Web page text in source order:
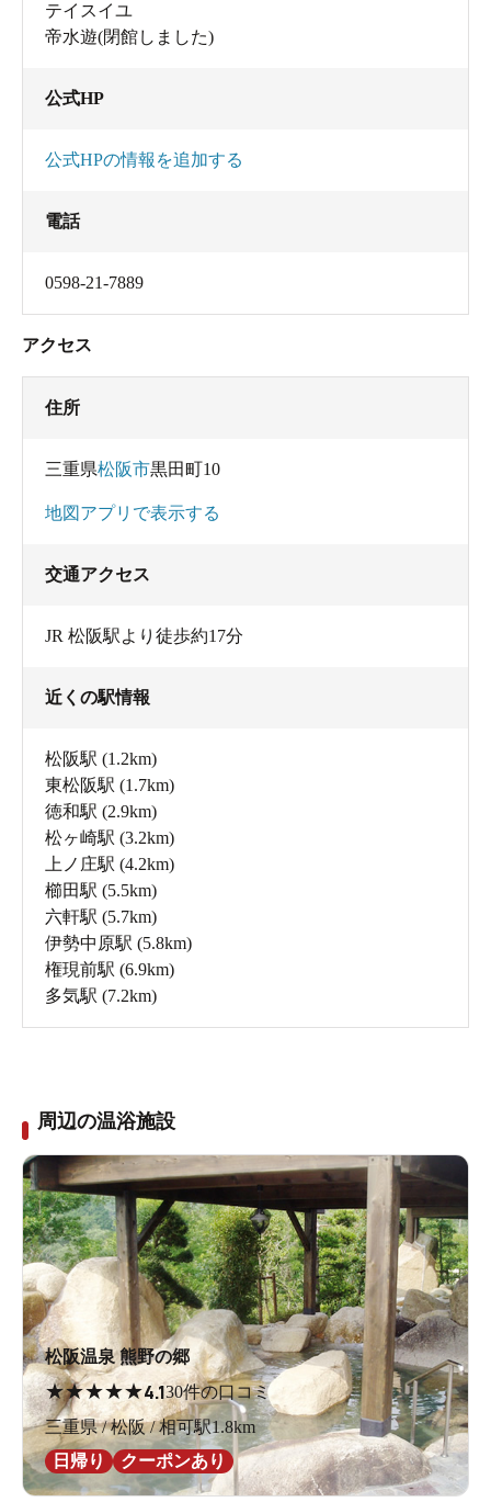
テイスイユ
帝水遊(閉館しました)
公式HP
公式HPの情報を追加する
電話
0598-21-7889
アクセス
住所
三重県松阪市黒田町10
地図アプリで表示する
交通アクセス
JR 松阪駅より徒歩約17分
近くの駅情報
松阪駅 (1.2km)
東松阪駅 (1.7km)
徳和駅 (2.9km)
松ヶ崎駅 (3.2km)
上ノ庄駅 (4.2km)
櫛田駅 (5.5km)
六軒駅 (5.7km)
伊勢中原駅 (5.8km)
権現前駅 (6.9km)
多気駅 (7.2km)
周辺の温浴施設
松阪温泉 熊野の郷
★★★★★4.130件の口コミ
三重県 / 松阪 / 相可駅1.8km
日帰り
クーポンあり